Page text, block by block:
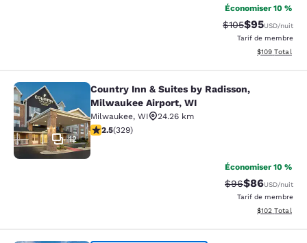
Économiser 10 %
Tarif barré :
$105Tarif réduit :
$95USD/nuit
Tarif de membre
Afficher les
$109 Total
Country Inn & Suites by Radisson,
12
Country Inn & Suites by Radisson,
Milwaukee Airport, WI
Milwaukee, WI
24.26 km
2.45 étoiles. Moyen. 329 commentaires
2.5(329)
Économiser 10 %
Tarif barré :
$96Tarif réduit :
$86USD/nuit
Tarif de membre
Afficher les
$102 Total